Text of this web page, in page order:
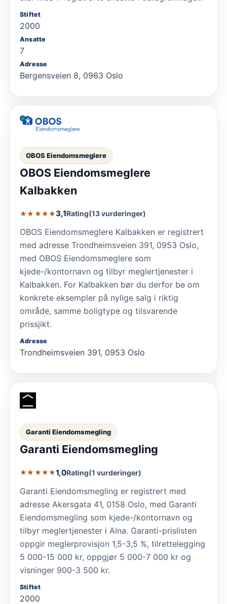
Stiftet
2000
Ansatte
7
Adresse
Bergensveien 8, 0963 Oslo
OBOS Eiendomsmeglere
OBOS Eiendomsmeglere
Kalbakken
★★★★★3,1Rating(13 vurderinger)
OBOS Eiendomsmeglere Kalbakken er registrert
med adresse Trondheimsveien 391, 0953 Oslo,
med OBOS Eiendomsmeglere som
kjede-/kontornavn og tilbyr meglertjenester i
Kalbakken. For Kalbakken bør du derfor be om
konkrete eksempler på nylige salg i riktig
område, samme boligtype og tilsvarende
prissjikt.
Adresse
Trondheimsveien 391, 0953 Oslo
Garanti Eiendomsmegling
Garanti Eiendomsmegling
★★★★★1,0Rating(1 vurderinger)
Garanti Eiendomsmegling er registrert med
adresse Akersgata 41, 0158 Oslo, med Garanti
Eiendomsmegling som kjede-/kontornavn og
tilbyr meglertjenester i Alna. Garanti-prislisten
oppgir meglerprovisjon 1,5-3,5 %, tilrettelegging
5 000-15 000 kr, oppgjør 5 000-7 000 kr og
visninger 900-3 500 kr.
Stiftet
2000